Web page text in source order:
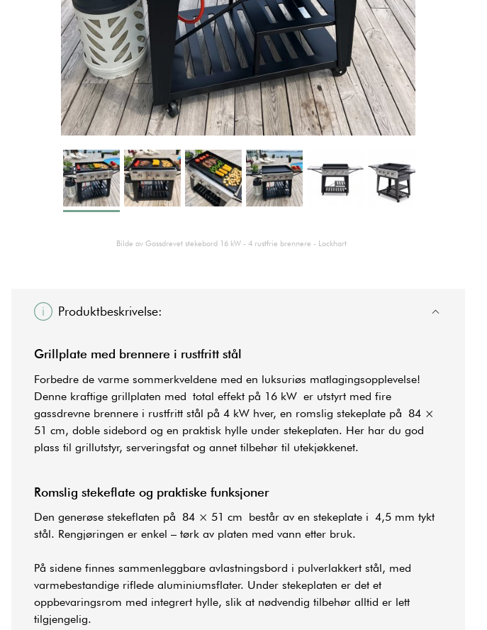
Bilde av Gassdrevet stekebord 16 kW - 4 rustfrie brennere - Lockhart
Produktbeskrivelse:
Grillplate med brennere i rustfritt stål
Forbedre de varme sommerkveldene med en luksuriøs matlagingsopplevelse!
Denne kraftige grillplaten med total effekt på 16 kW er utstyrt med fire
gassdrevne brennere i rustfritt stål på 4 kW hver, en romslig stekeplate på 84 ×
51 cm, doble sidebord og en praktisk hylle under stekeplaten. Her har du god
plass til grillutstyr, serveringsfat og annet tilbehør til utekjøkkenet.
Romslig stekeflate og praktiske funksjoner
Den generøse stekeflaten på 84 × 51 cm består av en stekeplate i 4,5 mm tykt
stål. Rengjøringen er enkel – tørk av platen med vann etter bruk.
På sidene finnes sammenleggbare avlastningsbord i pulverlakkert stål, med
varmebestandige riflede aluminiumsflater. Under stekeplaten er det et
oppbevaringsrom med integrert hylle, slik at nødvendig tilbehør alltid er lett
tilgjengelig.